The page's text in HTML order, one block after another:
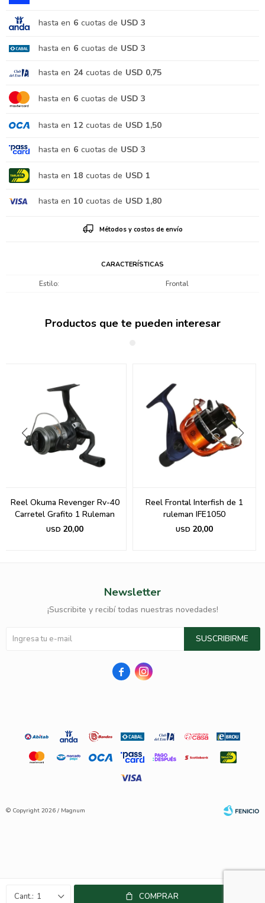
1 COMPRAR
hasta en 6 cuotas de USD 3
hasta en 6 cuotas de USD 3
hasta en 24 cuotas de USD 0,75
hasta en 6 cuotas de USD 3
hasta en 12 cuotas de USD 1,50
hasta en 6 cuotas de USD 3
hasta en 18 cuotas de USD 1
hasta en 10 cuotas de USD 1,80
Métodos y costos de envío
CARACTERÍSTICAS
Estilo Frontal
Productos que te pueden interesar
Reel Okuma Revenger Rv-40
Carretel Grafito 1 Ruleman
USD 20,00
Reel Frontal Interfish de 1
ruleman IFE1050
USD 20,00
Newsletter
¡Suscribite y recibí todas nuestras novedades!
SUSCRIBIRME
 
© Copyright 2026 / Magnum